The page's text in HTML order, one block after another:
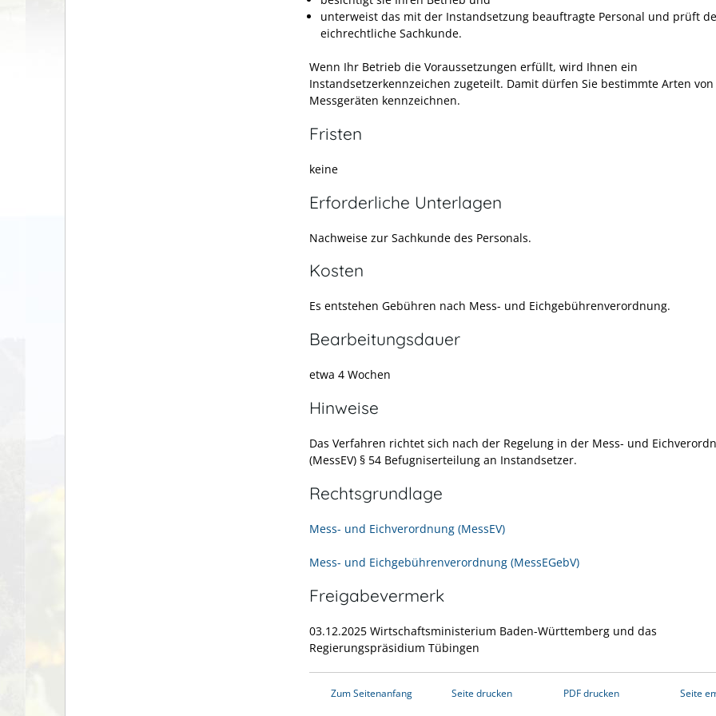
unterweist das mit der Instandsetzung beauftragte Personal und prüft
eichrechtliche Sachkunde.
Wenn Ihr Betrieb die Voraussetzungen erfüllt, wird Ihnen ein
Instandsetzerkennzeichen zugeteilt. Damit dürfen Sie bestimmte Arten von
Messgeräten kennzeichnen.
Fristen
keine
Erforderliche Unterlagen
Nachweise zur Sachkunde des Personals.
Kosten
Es entstehen Gebühren nach Mess- und Eichgebührenverordnung.
Bearbeitungsdauer
etwa 4 Wochen
Hinweise
Das Verfahren richtet sich nach der Regelung in der Mess- und
(MessEV) § 54 Befugniserteilung an Instandsetzer.
Rechtsgrundlage
Mess- und Eichverordnung (MessEV)
Mess- und Eichgebührenverordnung (MessEGebV)
Freigabevermerk
03.12.2025 Wirtschaftsministerium Baden-Württemberg und das
Regierungspräsidium Tübingen
Zum Seitenanfang Seite drucken PDF drucken Seite